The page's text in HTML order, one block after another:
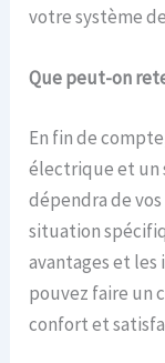
votre système
Que peut-on
En fin de
électrique et un
dépendra de
situation
avantages et
pouvez faire un
confort et